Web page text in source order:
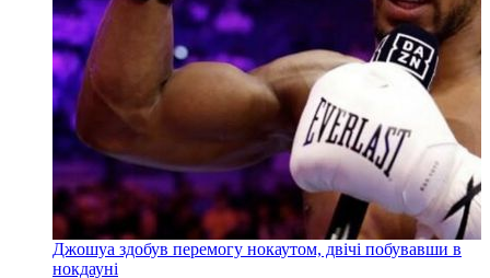
Джошуа здобув перемогу нокаутом, двічі побувавши в
нокдауні